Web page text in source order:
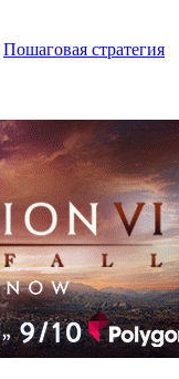
Пошаговая стратегия